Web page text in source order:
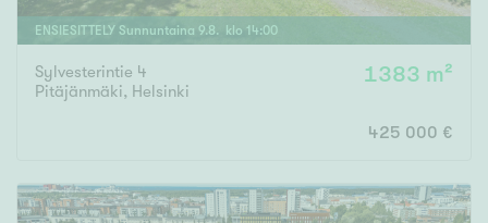
ENSIESITTELY Sunnuntaina 9.8. klo 14:00
Sylvesterintie 4
Pitäjänmäki, Helsinki
1383 m²
425 000 €